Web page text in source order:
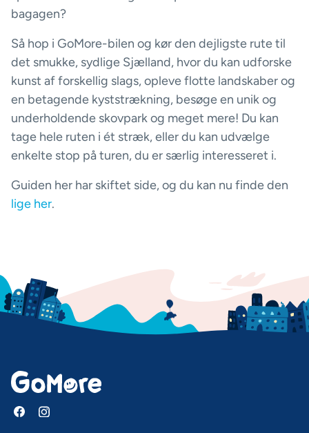
bagagen?
Så hop i GoMore-bilen og kør den dejligste rute til
det smukke, sydlige Sjælland, hvor du kan udforske
kunst af forskellig slags, opleve flotte landskaber og
en betagende kyststrækning, besøge en unik og
underholdende skovpark og meget mere! Du kan
tage hele ruten i ét stræk, eller du kan udvælge
enkelte stop på turen, du er særlig interesseret i.
Guiden her har skiftet side, og du kan nu finde den
lige her.